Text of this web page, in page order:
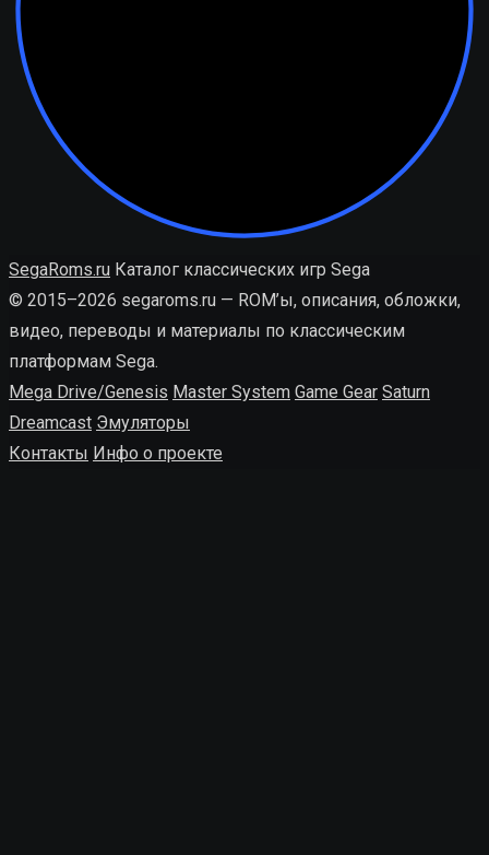
SegaRoms.ru Каталог классических игр Sega
© 2015–2026 segaroms.ru — ROM’ы, описания, обложки,
видео, переводы и материалы по классическим
платформам Sega.
Mega Drive/Genesis Master System Game Gear Saturn
Dreamcast Эмуляторы
Контакты Инфо о проекте